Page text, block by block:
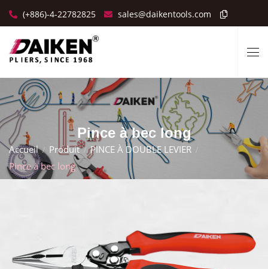
(+886)-4-22782825 sales@daikentools.com
Pince à bec long
Accueil Produit
PINCE À DOUBLE LEVIER
Pince à bec long